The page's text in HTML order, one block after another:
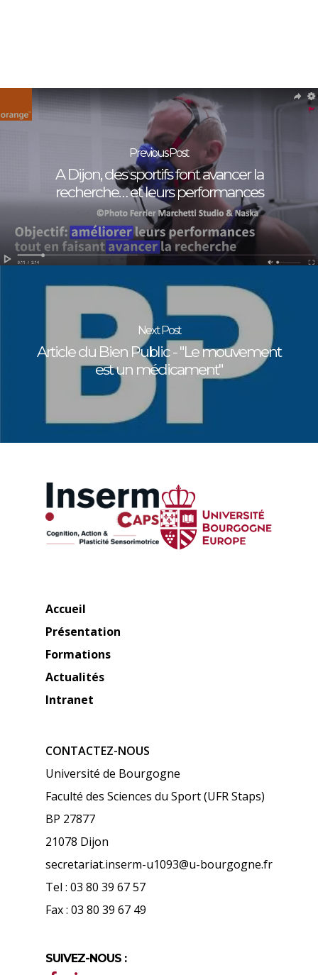
Previous Post
A Dijon, des sportifs font avancer la
recherche… et leurs performances
Next Post
Article du Bien Public - "Le mouvement
est un médicament"
Accueil
Présentation
Formations
Actualités
Intranet
CONTACTEZ-NOUS
Université de Bourgogne
Faculté des Sciences du Sport (UFR Staps)
BP 27877
21078 Dijon
secretariat.inserm-u1093@u-bourgogne.fr
Tel : 03 80 39 67 57
Fax : 03 80 39 67 49
SUIVEZ-NOUS :